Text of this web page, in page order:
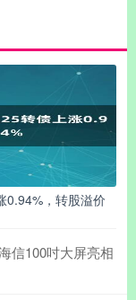
0.94%，转股溢价
信100吋大屏亮相